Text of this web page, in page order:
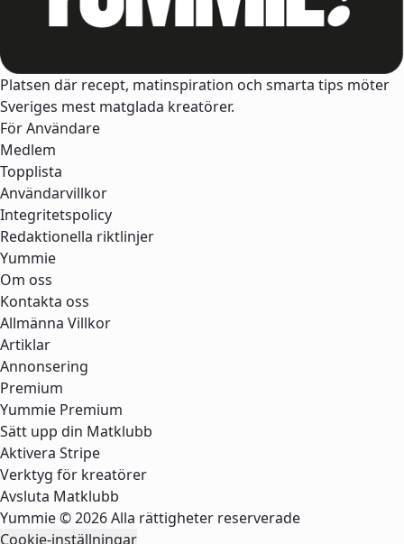
Platsen där recept, matinspiration och smarta tips möter
Sveriges mest matglada kreatörer.
För Användare
Medlem
Topplista
Användarvillkor
Integritetspolicy
Redaktionella riktlinjer
Yummie
Om oss
Kontakta oss
Allmänna Villkor
Artiklar
Annonsering
Premium
Yummie Premium
Sätt upp din Matklubb
Aktivera Stripe
Verktyg för kreatörer
Avsluta Matklubb
Yummie © 2026 Alla rättigheter reserverade
Cookie-inställningar